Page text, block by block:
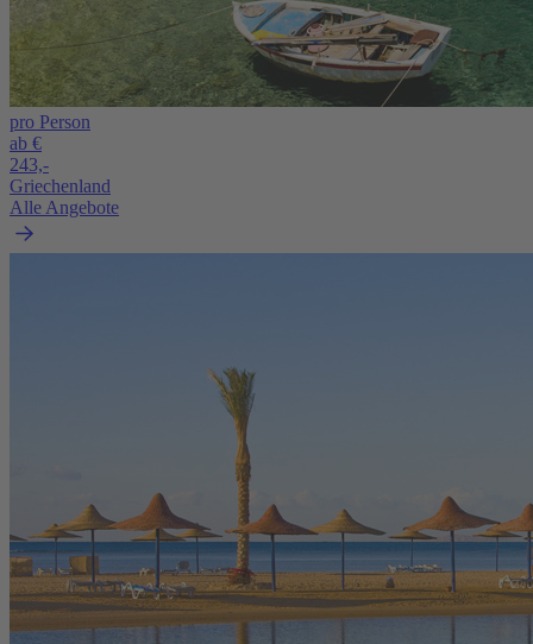
pro Person
ab €
243,-
Griechenland
Alle Angebote